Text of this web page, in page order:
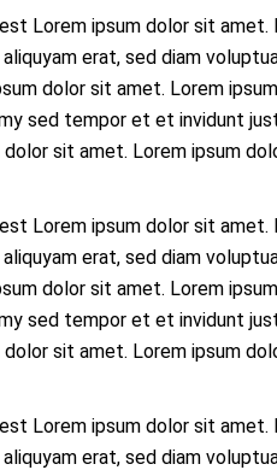
Lorem ipsum dolor sit amet.
erat, sed diam
dolor sit amet. Lorem
sed tempor et et invidunt
sit amet. Lorem ipsum
Lorem ipsum dolor sit amet.
erat, sed diam
dolor sit amet. Lorem
sed tempor et et invidunt
sit amet. Lorem ipsum
Lorem ipsum dolor sit amet.
erat, sed diam